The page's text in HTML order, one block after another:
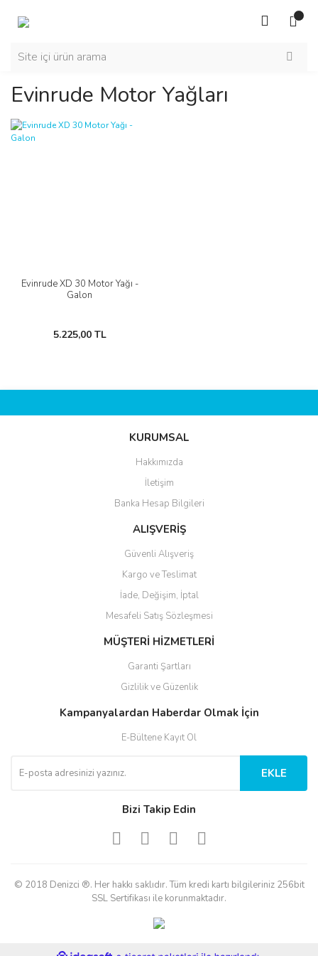
Evinrude Motor Yağları
Evinrude XD 30 Motor Yağı -
Galon
5.225,00 TL
KURUMSAL
Hakkımızda
İletişim
Banka Hesap Bilgileri
ALIŞVERİŞ
Güvenli Alışveriş
Kargo ve Teslimat
İade, Değişim, İptal
Mesafeli Satış Sözleşmesi
MÜŞTERİ HİZMETLERİ
Garanti Şartları
Gizlilik ve Güzenlik
Kampanyalardan Haberdar Olmak İçin
E-Bültene Kayıt Ol
EKLE
Bizi Takip Edin
© 2018 Denizci ®. Her hakkı saklıdır. Tüm kredi kartı bilgileriniz 256bit
SSL Sertifikası ile korunmaktadır.